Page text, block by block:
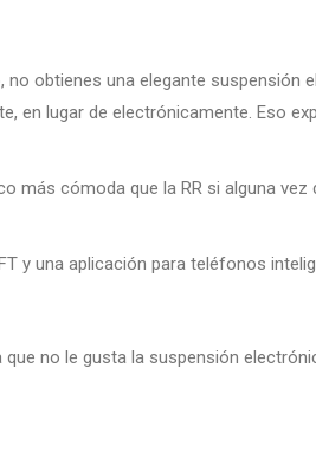
obtienes una elegante suspensión
en lugar de electrónicamente. Eso
más cómoda que la RR si alguna
y una aplicación para teléfonos
no le gusta la suspensión